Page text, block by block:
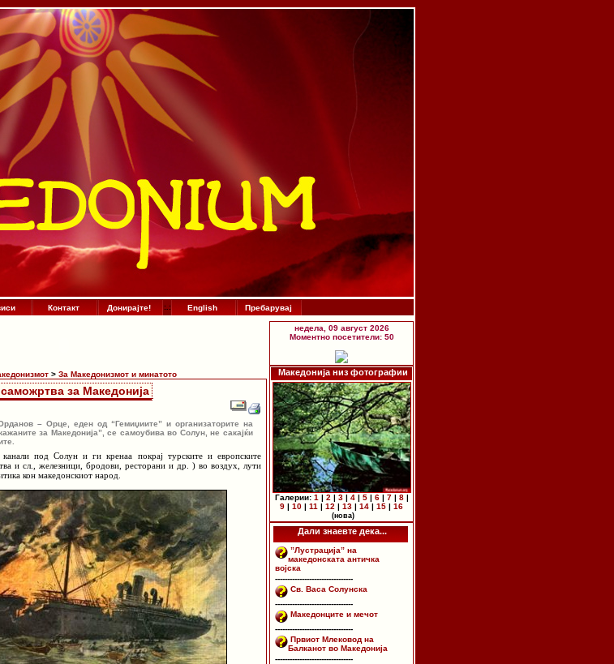
Контакт Донирајте! :. : English Пребарувај
> За Македонизмот и минатото
за Македонија
– Орце, еден од “Гемиџиите” и организаторите на
за Македонија”, се самоубива во Солун, не сакајќи
под Солун и ги кренаа покрај турските и европските
и сл., железници, бродови, ресторани и др. ) во воздух, лути
кон македонскиот народ.
недела, 09 август 2026
Моментно посетители: 50
Македонија низ фотографии
Галерии: 1 | 2 | 3| 4| 5| 6| 7| 8|
9 | 10 | 11 | 12 | 13 | 14 | 15 | 16
(нова)
Дали знаевте дека...
”Лустрација” на
македонската античка
војска
--------------------------------
Св. Васа Солунска
--------------------------------
Македонците и мечот
--------------------------------
Првиот Млековод на
Балканот во Македонија
--------------------------------